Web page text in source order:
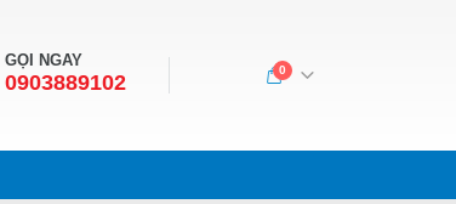
GỌI NGAY
0903889102
0